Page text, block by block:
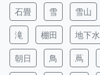
石畳 雪 雪山
滝 棚田 地下水
朝日 鳥 蔦